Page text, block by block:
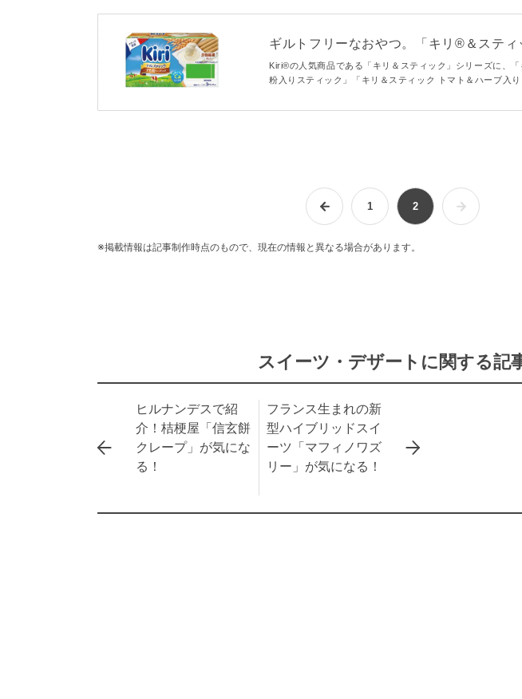
ギルトフリーなおやつ。「キリ®＆スティ
新作が登場
Kiri®の人気商品である「キリ＆スティック」シリーズに、
粉入りスティック」「キリ＆スティック トマト＆ハーブ入り
よびドラッグストアで発売されています。
1 2
※掲載情報は記事制作時点のもので、現在の情報と異なる場合があります。
スイーツ・デザートに関する記
ヒルナンデスで紹
介！桔梗屋「信玄餅
クレープ」が気にな
る！
フランス生まれの新
型ハイブリッドスイ
ーツ「マフィノワズ
リー」が気になる！